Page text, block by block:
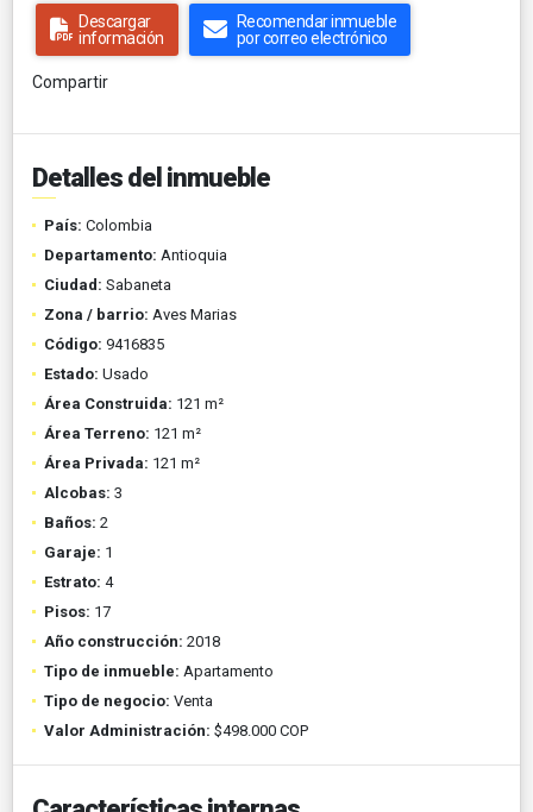
Descargar
información
Recomendar inmueble
por correo electrónico
Compartir
Detalles del inmueble
País: Colombia
Departamento: Antioquia
Ciudad: Sabaneta
Zona / barrio: Aves Marias
Código: 9416835
Estado: Usado
Área Construida: 121 m²
Área Terreno: 121 m²
Área Privada: 121 m²
Alcobas: 3
Baños: 2
Garaje: 1
Estrato: 4
Pisos: 17
Año construcción: 2018
Tipo de inmueble: Apartamento
Tipo de negocio: Venta
Valor Administración: $498.000 COP